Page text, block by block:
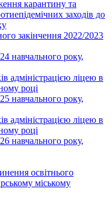
карантину та
заходів до
закінчення 2022/2023
навчального року,
адміністрацією ліцею в
році
навчального року,
адміністрацією ліцею в
році
навчального року,
освітнього
міському